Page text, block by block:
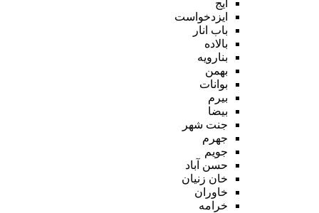
ایج
ایزدخواست
باب انار
بالاده
بنارویه
بهمن
بوانات
بیرم
بیضا
جنت شهر
جهرم
جویم
حسن آباد
خان زنیان
خاوران
خرامه